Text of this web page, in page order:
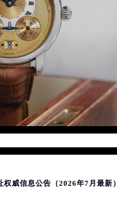
（非大陆需加拨“+86”）
威信息公告（2026年7月最新）